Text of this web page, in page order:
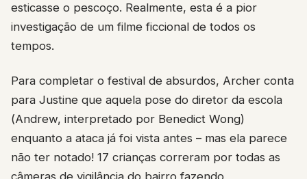
esticasse o pescoço. Realmente, esta é a pior
investigação de um filme ficcional de todos os
tempos.
Para completar o festival de absurdos, Archer conta
para Justine que aquela pose do diretor da escola
(Andrew, interpretado por Benedict Wong)
enquanto a ataca já foi vista antes – mas ela parece
não ter notado! 17 crianças correram por todas as
câmeras de vigilância do bairro fazendo